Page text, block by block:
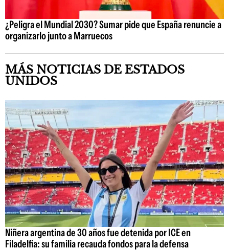
¿Peligra el Mundial 2030? Sumar pide que España renuncie a
organizarlo junto a Marruecos
MÁS NOTICIAS DE ESTADOS
UNIDOS
Niñera argentina de 30 años fue detenida por ICE en
Filadelfia: su familia recauda fondos para la defensa